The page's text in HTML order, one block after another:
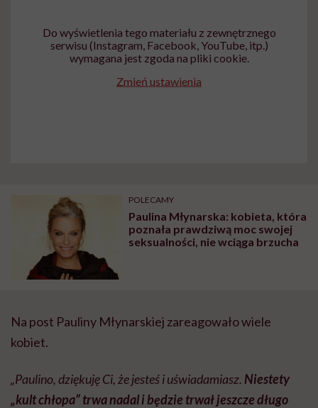
Do wyświetlenia tego materiału z zewnętrznego
serwisu (Instagram, Facebook, YouTube, itp.)
wymagana jest zgoda na pliki cookie.
Zmień ustawienia
POLECAMY
Paulina Młynarska: kobieta, która
poznała prawdziwą moc swojej
seksualności, nie wciąga brzucha
Na post Pauliny Młynarskiej zareagowało wiele
kobiet.
„Paulino, dziękuję Ci, że jesteś i uświadamiasz. Niestety
„kult chłopa” trwa nadal i będzie trwał jeszcze długo